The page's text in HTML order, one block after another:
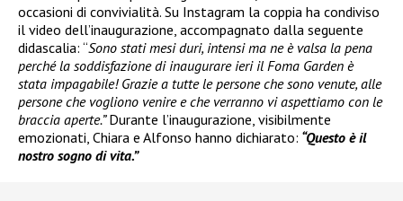
occasioni di convivialità. Su Instagram la coppia ha condiviso
il video dell’inaugurazione, accompagnato dalla seguente
didascalia: “Sono stati mesi duri, intensi ma ne è valsa la pena
perché la soddisfazione di inaugurare ieri il Foma Garden è
stata impagabile! Grazie a tutte le persone che sono venute, alle
persone che vogliono venire e che verranno vi aspettiamo con le
braccia aperte.”Durante l’inaugurazione, visibilmente
emozionati, Chiara e Alfonso hanno dichiarato: “Questo è il
nostro sogno di vita.”